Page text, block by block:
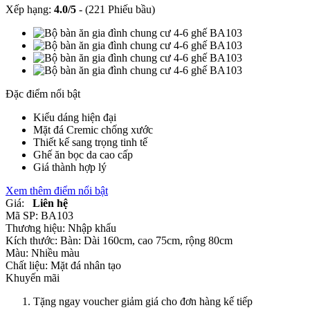
Xếp hạng: 4.0/5 - (221 Phiếu bầu)
Đặc điểm nổi bật
Kiểu dáng hiện đại
Mặt đá Cremic chống xước
Thiết kế sang trọng tinh tế
Ghế ăn bọc da cao cấp
Giá thành hợp lý
Xem thêm điểm nổi bật
Giá:
Liên hệ
Mã SP: BA103
Thương hiệu: Nhập khẩu
Kích thước: Bàn: Dài 160cm, cao 75cm, rộng 80cm
Màu: Nhiều màu
Chất liệu: Mặt đá nhân tạo
Khuyến mãi
Tặng ngay voucher giảm giá cho đơn hàng kế tiếp